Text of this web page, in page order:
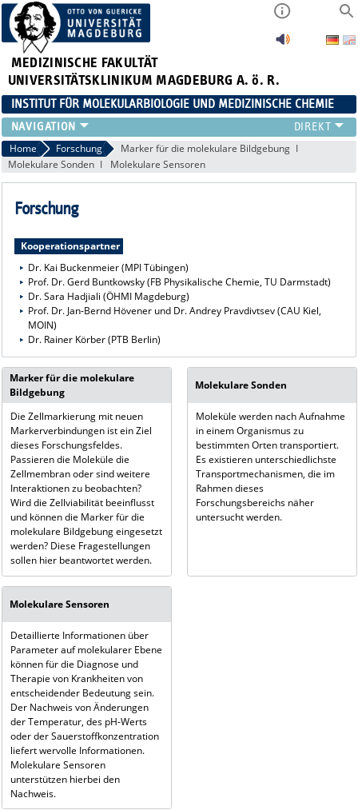
MEDIZINISCHE FAKULTÄT
UNIVERSITÄTSKLINIKUM MAGDEBURG A. ö. R.
INSTITUT FÜR MOLEKULARBIOLOGIE UND MEDIZINISCHE CHEMIE
PROFIL
STUDIUM
FORSCHUNG
TEAM
STELLENANZEIGE
Home Forschung
Marker für die molekulare Bildgebung
Molekulare Sonden
Molekulare Sensoren
0 / 0
Forschung
Kooperationspartner
Dr. Kai Buckenmeier (MPI Tübingen)
Prof. Dr. Gerd Buntkowsky (FB Physikalische Chemie, TU Darmstadt)
Dr. Sara Hadjiali (ÖHMI Magdeburg)
Prof. Dr. Jan-Bernd Hövener und Dr. Andrey Pravdivtsev (CAU Kiel,
MOIN)
Dr. Rainer Körber (PTB Berlin)
Marker für die molekulare
Bildgebung
Die Zellmarkierung mit neuen
Markerverbindungen ist ein Ziel
dieses Forschungsfeldes.
Passieren die Moleküle die
Zellmembran oder sind weitere
Interaktionen zu beobachten?
Wird die Zellviabilität beeinflusst
und können die Marker für die
molekulare Bildgebung eingesetzt
werden? Diese Fragestellungen
sollen hier beantwortet werden.
Molekulare Sonden
Moleküle werden nach Aufnahme
in einem Organismus zu
bestimmten Orten transportiert.
Es existieren unterschiedlichste
Transportmechanismen, die im
Rahmen dieses
Forschungsbereichs näher
untersucht werden.
Molekulare Sensoren
Detaillierte Informationen über
Parameter auf molekularer Ebene
können für die Diagnose und
Therapie von Krankheiten von
entscheidender Bedeutung sein.
Der Nachweis von Änderungen
der Temperatur, des pH-Werts
oder der Sauerstoffkonzentration
liefert wervolle Informationen.
Molekulare Sensoren
unterstützen hierbei den
Nachweis.